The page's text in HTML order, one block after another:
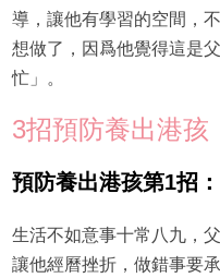
導，讓他有學習的空間，
想做了，因爲他覺得這是
忙」。
3招預防養出港孩
預防養出港孩第1招
生活不如意事十常八九，
讓他經曆挫折，做錯事要